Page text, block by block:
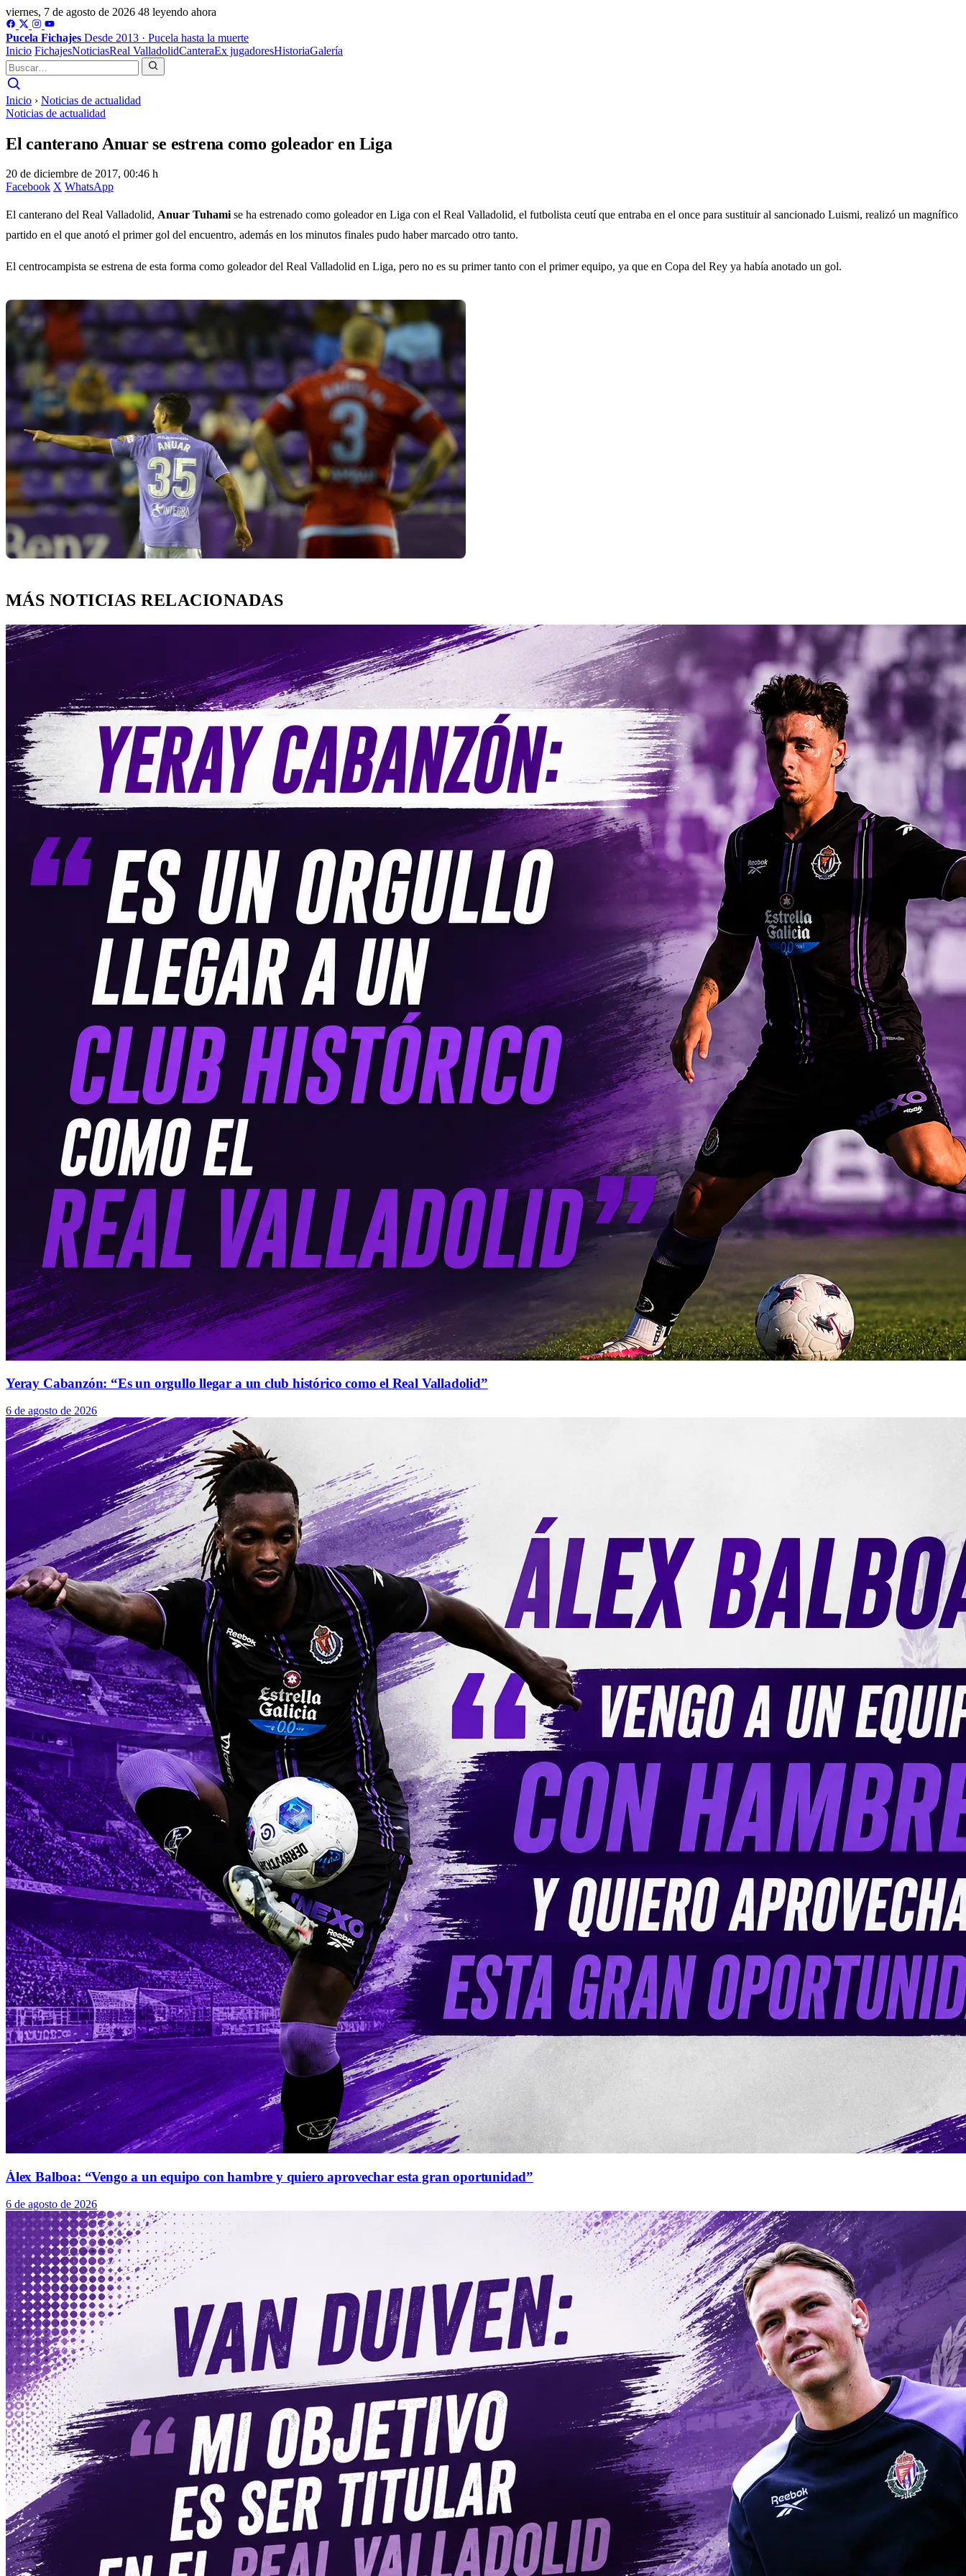
viernes, 7 de agosto de 2026 48 leyendo ahora
Pucela Fichajes Desde 2013 · Pucela hasta la muerte
Inicio FichajesNoticiasReal ValladolidCanteraEx jugadoresHistoriaGalería
Inicio › Noticias de actualidad
Noticias de actualidad
El canterano Anuar se estrena como goleador en Liga
20 de diciembre de 2017, 00:46 h
Facebook X WhatsApp
El canterano del Real Valladolid, Anuar Tuhami se ha estrenado como goleador en Liga con el Real Valladolid, el futbolista ceutí que entraba en el once para sustituir al sancionado Luismi, realizó un magnífico
partido en el que anotó el primer gol del encuentro, además en los minutos finales pudo haber marcado otro tanto.
El centrocampista se estrena de esta forma como goleador del Real Valladolid en Liga, pero no es su primer tanto con el primer equipo, ya que en Copa del Rey ya había anotado un gol.
MÁS NOTICIAS RELACIONADAS
Yeray Cabanzón: “Es un orgullo llegar a un club histórico como el Real Valladolid”
6 de agosto de 2026
Álex Balboa: “Vengo a un equipo con hambre y quiero aprovechar esta gran oportunidad”
6 de agosto de 2026